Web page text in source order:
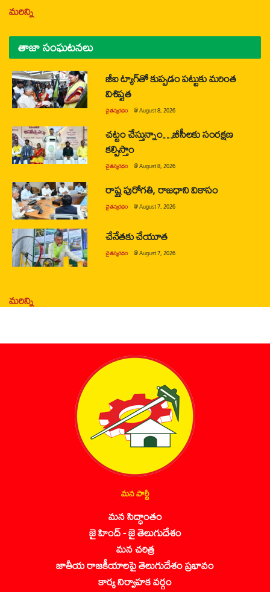
మరిన్ని
తాజా సంఘటనలు
జీఐ ట్యాగ్‌తో కుప్పడం పట్టుకు మరింత
విశిష్టత
చైతన్యరధం @August 8, 2026
చట్టం చేస్తున్నాం…బీసీలకు సంరక్షణ
కల్పిస్తాం
చైతన్యరధం @August 8, 2026
రాష్ట్ర పురోగతి, రాజధాని వికాసం
చైతన్యరధం @August 7, 2026
చేనేతకు చేయూత
చైతన్యరధం @August 7, 2026
మరిన్ని
మన పార్టీ
మన సిద్ధాంతం
జై హింద్ - జై తెలుగుదేశం
మన చరిత్ర
జాతీయ రాజకీయాలపై తెలుగుదేశం ప్రభావం
కార్య నిర్వాహక వర్గం